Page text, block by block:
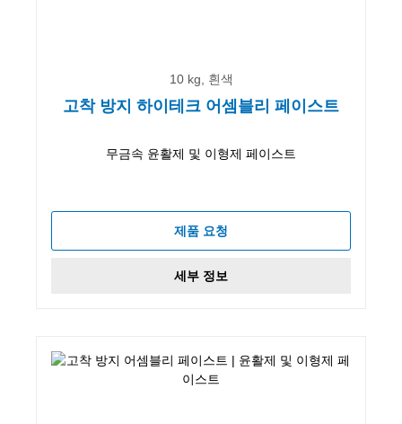
10 kg, 흰색
고착 방지 하이테크 어셈블리 페이스트
무금속 윤활제 및 이형제 페이스트
제품 요청
세부 정보